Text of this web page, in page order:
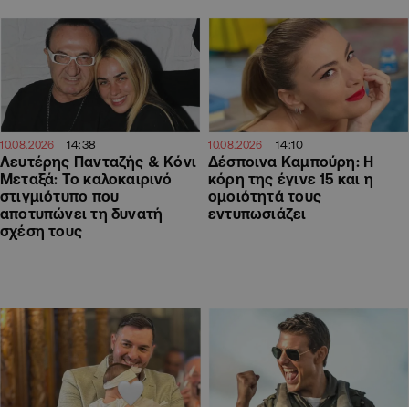
10.08.2026 14:38
Λευτέρης Πανταζής & Κόνι
Μεταξά: Το καλοκαιρινό
στιγμιότυπο που
αποτυπώνει τη δυνατή
σχέση τους
10.08.2026 14:10
Δέσποινα Καμπούρη: Η
κόρη της έγινε 15 και η
ομοιότητά τους
εντυπωσιάζει